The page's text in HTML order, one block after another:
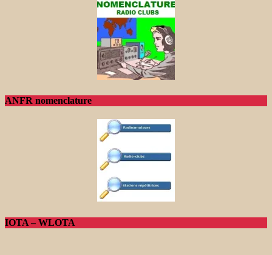
ANFR nomenclature
IOTA – WLOTA